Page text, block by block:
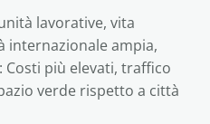
lavorative, vita
internazionale ampia,
: Costi più elevati, traffico
verde rispetto a città